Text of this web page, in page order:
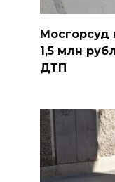
Мосгорсуд
1,5 млн
ДТП